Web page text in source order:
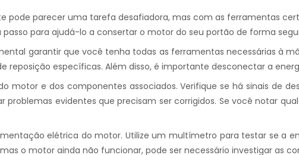
pode parecer uma tarefa desafiadora, mas com as ferramentas
para ajudá-lo a consertar o motor do seu portão de forma
garantir que você tenha todas as ferramentas necessárias à
reposição específicas. Além disso, é importante desconectar a
motor e dos componentes associados. Verifique se há sinais de
problemas evidentes que precisam ser corrigidos. Se você notar
elétrica do motor. Utilize um multímetro para testar se a
o motor ainda não funcionar, pode ser necessário investigar as